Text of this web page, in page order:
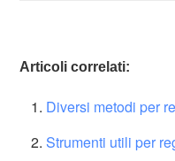
Articoli correlati:
Diversi metodi per
Strumenti utili per